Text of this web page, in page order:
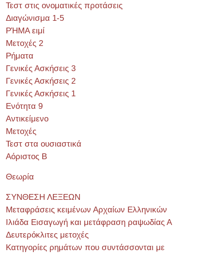
Τεστ στις ονοματικές προτάσεις
Διαγώνισμα 1-5
ΡΉΜΑ ειμί
Μετοχές 2
Ρήματα
Γενικές Ασκήσεις 3
Γενικές Ασκήσεις 2
Γενικές Ασκήσεις 1
Ενότητα 9
Αντικείμενο
Μετοχές
Τεστ στα ουσιαστικά
Αόριστος Β
Θεωρία
ΣΥΝΘΕΣΗ ΛΕΞΕΩΝ
Μεταφράσεις κειμένων Αρχαίων Ελληνικών
Ιλιάδα Εισαγωγή και μετάφραση ραψωδίας Α
Δευτερόκλιτες μετοχές
Κατηγορίες ρημάτων που συντάσσονται με